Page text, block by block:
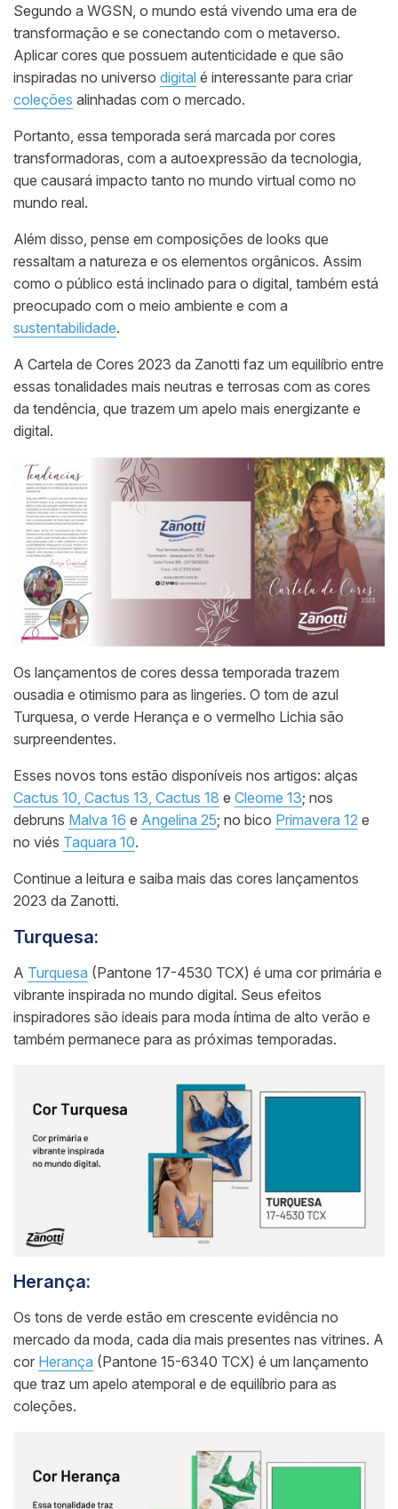
Segundo a WGSN, o mundo está vivendo uma era de
transformação e se conectando com o metaverso.
Aplicar cores que possuem autenticidade e que são
inspiradas no universo digital é interessante para criar
coleções alinhadas com o mercado.
Portanto, essa temporada será marcada por cores
transformadoras, com a autoexpressão da tecnologia,
que causará impacto tanto no mundo virtual como no
mundo real.
Além disso, pense em composições de looks que
ressaltam a natureza e os elementos orgânicos. Assim
como o público está inclinado para o digital, também está
preocupado com o meio ambiente e com a
sustentabilidade.
A Cartela de Cores 2023 da Zanotti faz um equilíbrio entre
essas tonalidades mais neutras e terrosas com as cores
da tendência, que trazem um apelo mais energizante e
digital.
Os lançamentos de cores dessa temporada trazem
ousadia e otimismo para as lingeries. O tom de azul
Turquesa, o verde Herança e o vermelho Lichia são
surpreendentes.
Esses novos tons estão disponíveis nos artigos: alças
Cactus 10, Cactus 13, Cactus 18 e Cleome 13; nos
debruns Malva 16 e Angelina 25; no bico Primavera 12 e
no viés Taquara 10.
Continue a leitura e saiba mais das cores lançamentos
2023 da Zanotti.
Turquesa:
A Turquesa (Pantone 17-4530 TCX) é uma cor primária e
vibrante inspirada no mundo digital. Seus efeitos
inspiradores são ideais para moda íntima de alto verão e
também permanece para as próximas temporadas.
Herança:
Os tons de verde estão em crescente evidência no
mercado da moda, cada dia mais presentes nas vitrines. A
cor Herança (Pantone 15-6340 TCX) é um lançamento
que traz um apelo atemporal e de equilíbrio para as
coleções.